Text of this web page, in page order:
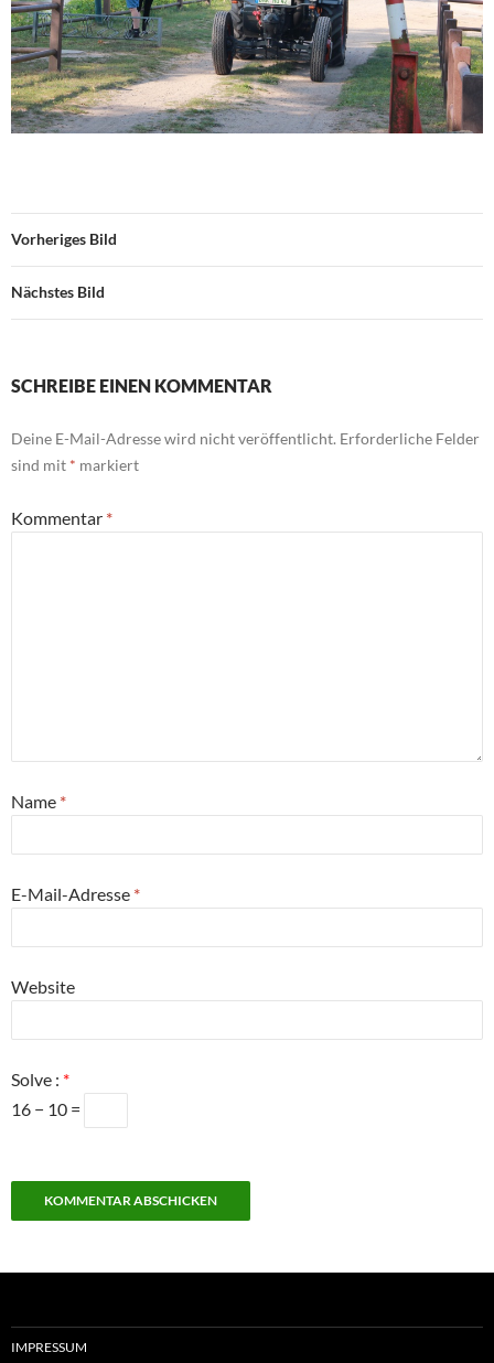
Vorheriges Bild
Nächstes Bild
SCHREIBE EINEN KOMMENTAR
Deine E-Mail-Adresse wird nicht veröffentlicht. Erforderliche Felder
sind mit * markiert
Kommentar *
Name *
E-Mail-Adresse *
Website
Solve : *
16 − 10 =
IMPRESSUM